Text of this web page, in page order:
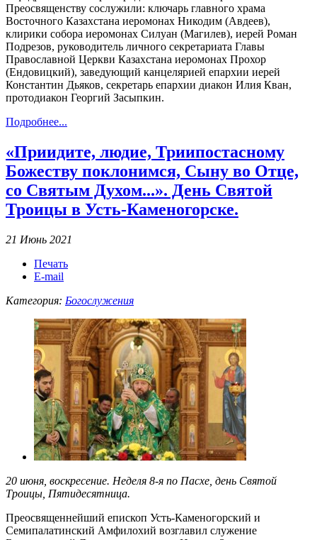
Преосвященству сослужили: ключарь главного храма
Восточного Казахстана иеромонах Никодим (Авдеев),
клирики собора иеромонах Силуан (Магилев), иерей Роман
Подрезов, руководитель личного секретариата Главы
Православной Церкви Казахстана иеромонах Прохор
(Ендовицкий), заведующий канцелярией епархии иерей
Константин Дьяков, секретарь епархии диакон Илия Кван,
протодиакон Георгий Засыпкин.
Подробнее...
«Приидите, людие, Триипостасному
Божеству поклонимся, Сыну во Отце,
со Святым Духом...». День Святой
Троицы в Усть-Каменогорске.
21 Июнь 2021
Печать
E-mail
Категория: Богослужения
20 июня, воскресение. Неделя 8-я по Пасхе, день Святой
Троицы, Пятидесятница.
Преосвященнейший епископ Усть-Каменогорский и
Семипалатинский Амфилохий возглавил служение